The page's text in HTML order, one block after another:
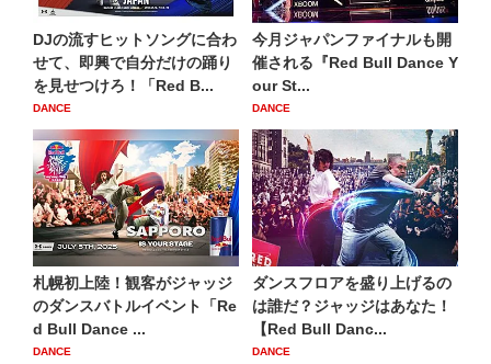
DJの流すヒットソングに合わ
せて、即興で自分だけの踊り
を見せつけろ！「Red B...
DANCE
今月ジャパンファイナルも開
催される『Red Bull Dance Y
our St...
DANCE
札幌初上陸！観客がジャッジ
のダンスバトルイベント「Re
d Bull Dance ...
DANCE
ダンスフロアを盛り上げるの
は誰だ？ジャッジはあなた！
【Red Bull Danc...
DANCE